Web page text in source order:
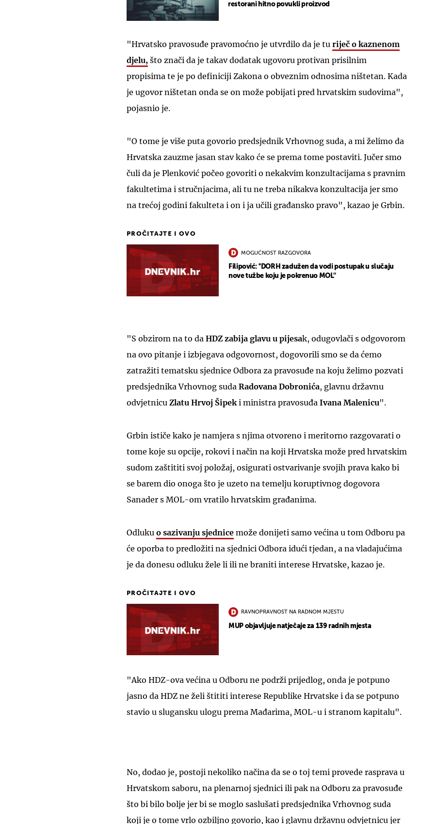
restorani hitno povukli proizvod
"Hrvatsko pravosuđe pravomoćno je utvrdilo da je tu riječ o kaznenom
djelu, što znači da je takav dodatak ugovoru protivan prisilnim
propisima te je po definiciji Zakona o obveznim odnosima ništetan. Kada
je ugovor ništetan onda se on može pobijati pred hrvatskim sudovima",
pojasnio je.
"O tome je više puta govorio predsjednik Vrhovnog suda, a mi želimo da
Hrvatska zauzme jasan stav kako će se prema tome postaviti. Jučer smo
čuli da je Plenković počeo govoriti o nekakvim konzultacijama s pravnim
fakultetima i stručnjacima, ali tu ne treba nikakva konzultacija jer smo
na trećoj godini fakulteta i on i ja učili građansko pravo", kazao je Grbin.
PROČITAJTE I OVO
MOGUĆNOST RAZGOVORA
Filipović: ''DORH zadužen da vodi postupak u slučaju
nove tužbe koju je pokrenuo MOL''
"S obzirom na to da HDZ zabija glavu u pijesak, odugovlači s odgovorom
na ovo pitanje i izbjegava odgovornost, dogovorili smo se da ćemo
zatražiti tematsku sjednice Odbora za pravosuđe na koju želimo pozvati
predsjednika Vrhovnog suda Radovana Dobronića, glavnu državnu
odvjetnicu Zlatu Hrvoj Šipek i ministra pravosuđa Ivana Malenicu".
Grbin ističe kako je namjera s njima otvoreno i meritorno razgovarati o
tome koje su opcije, rokovi i način na koji Hrvatska može pred hrvatskim
sudom zaštititi svoj položaj, osigurati ostvarivanje svojih prava kako bi
se barem dio onoga što je uzeto na temelju koruptivnog dogovora
Sanader s MOL-om vratilo hrvatskim građanima.
Odluku o sazivanju sjednice može donijeti samo većina u tom Odboru pa
će oporba to predložiti na sjednici Odbora idući tjedan, a na vladajućima
je da donesu odluku žele li ili ne braniti interese Hrvatske, kazao je.
PROČITAJTE I OVO
RAVNOPRAVNOST NA RADNOM MJESTU
MUP objavljuje natječaje za 139 radnih mjesta
"Ako HDZ-ova većina u Odboru ne podrži prijedlog, onda je potpuno
jasno da HDZ ne želi štititi interese Republike Hrvatske i da se potpuno
stavio u slugansku ulogu prema Mađarima, MOL-u i stranom kapitalu".
No, dodao je, postoji nekoliko načina da se o toj temi provede rasprava u
Hrvatskom saboru, na plenarnoj sjednici ili pak na Odboru za pravosuđe
što bi bilo bolje jer bi se moglo saslušati predsjednika Vrhovnog suda
koji je o tome vrlo ozbiljno govorio, kao i glavnu državnu odvjetnicu jer
UKLJUČITE NOTIFIKACIJE